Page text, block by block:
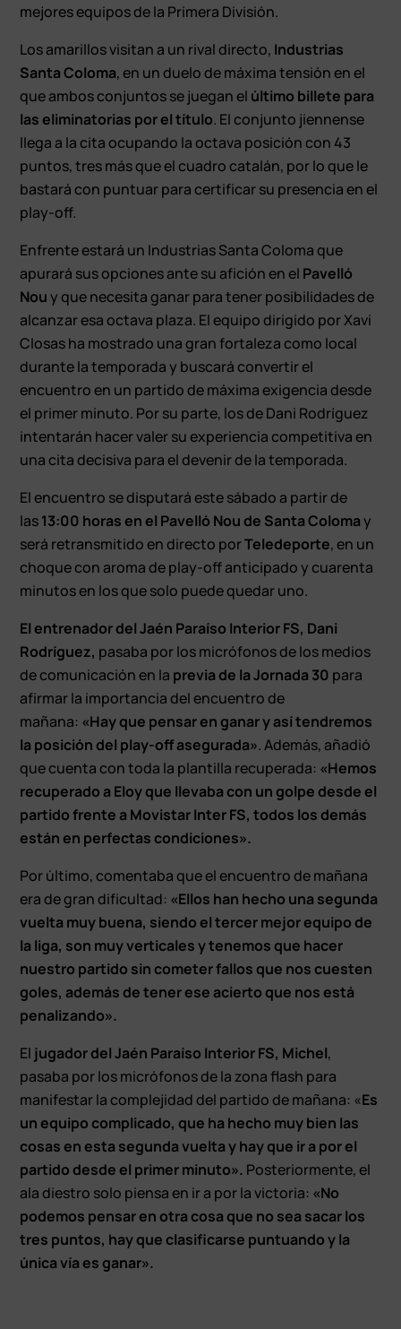
mejores equipos de la Primera División.
Los amarillos visitan a un rival directo, Industrias
Santa Coloma, en un duelo de máxima tensión en el
que ambos conjuntos se juegan el último billete para
las eliminatorias por el título. El conjunto jiennense
llega a la cita ocupando la octava posición con 43
puntos, tres más que el cuadro catalán, por lo que le
bastará con puntuar para certificar su presencia en el
play-off.
Enfrente estará un Industrias Santa Coloma que
apurará sus opciones ante su afición en el Pavelló
Nouy que necesita ganar para tener posibilidades de
alcanzar esa octava plaza. El equipo dirigido por Xavi
Closas ha mostrado una gran fortaleza como local
durante la temporada y buscará convertir el
encuentro en un partido de máxima exigencia desde
el primer minuto. Por su parte, los de Dani Rodríguez
intentarán hacer valer su experiencia competitiva en
una cita decisiva para el devenir de la temporada.
El encuentro se disputará este sábado a partir de
las13:00 horas en el Pavelló Nou de Santa Colomay
será retransmitido en directo porTeledeporte, en un
choque con aroma de play-off anticipado y cuarenta
minutos en los que solo puede quedar uno.
El entrenador del Jaén Paraíso Interior FS, Dani
Rodríguez, pasaba por los micrófonos de los medios
de comunicación en la previa de la Jornada 30 para
afirmar la importancia del encuentro de
mañana: «Hay que pensar en ganar y así tendremos
la posición del play-off asegurada». Además, añadió
que cuenta con toda la plantilla recuperada: «Hemos
recuperado a Eloy que llevaba con un golpe desde el
partido frente a Movistar Inter FS, todos los demás
están en perfectas condiciones».
Por último, comentaba que el encuentro de mañana
era de gran dificultad: «Ellos han hecho una segunda
vuelta muy buena, siendo el tercer mejor equipo de
la liga, son muy verticales y tenemos que hacer
nuestro partido sin cometer fallos que nos cuesten
goles, además de tener ese acierto que nos está
penalizando».
El jugador del Jaén Paraíso Interior FS, Michel,
pasaba por los micrófonos de la zona flash para
manifestar la complejidad del partido de mañana: «Es
un equipo complicado, que ha hecho muy bien las
cosas en esta segunda vuelta y hay que ir a por el
partido desde el primer minuto». Posteriormente, el
ala diestro solo piensa en ir a por la victoria: «No
podemos pensar en otra cosa que no sea sacar los
tres puntos, hay que clasificarse puntuando y la
única vía es ganar».